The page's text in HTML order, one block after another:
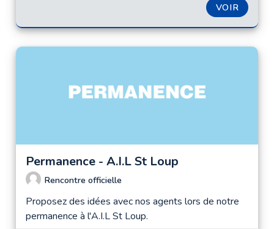
VOIR
Permanence - A.I.L St Loup
Rencontre officielle
Proposez des idées avec nos agents lors de notre
permanence à l'A.I.L St Loup.